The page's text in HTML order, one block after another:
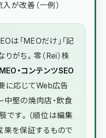
が改善（一例）
は「MEOだけ」「記
がち。零（Rei）株
・コンテンツSEO
に応じてWeb広告
中堅の焼肉店・飲食
です。（順位は編集
果を保証するもので